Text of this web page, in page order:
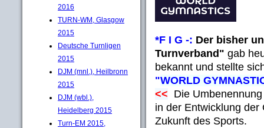
2016
TURN-WM, Glasgow
2015
Deutsche Turnligen
2015
DJM (mnl.), Heilbronn
2015
DJM (wbl.),
Heidelberg 2015
Turn-EM 2015,
*F I G -: Der bisher
Turnverband" gab
bekannt und stellte
"WORLD
<< Die
in der Entwicklung
Zukunft des Sports.